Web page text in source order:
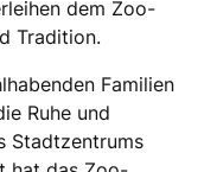
dem Zoo-
Tradition.
Familien
Ruhe und
Stadtzentrums